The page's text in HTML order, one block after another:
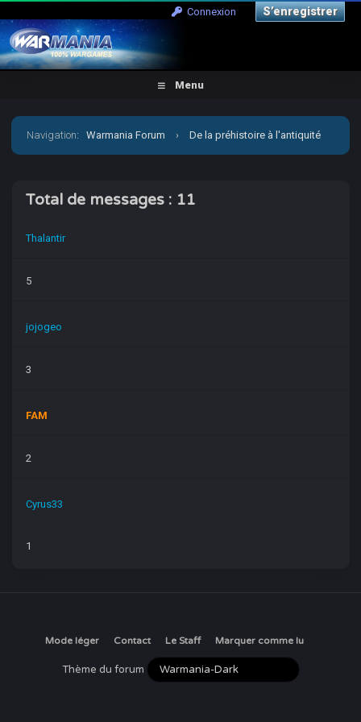
Connexion S’enregistrer
Menu
Navigation:Warmania Forum › De la préhistoire à l'antiquité
Total de messages : 11
Thalantir
5
jojogeo
3
FAM
2
Cyrus33
1
Mode léger Contact Le Staff Marquer comme lu
Thème du forum